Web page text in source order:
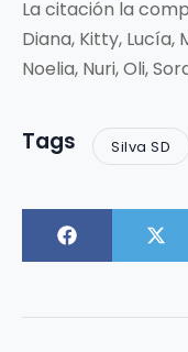
La citación la
Diana, Kitty, Lucía,
Noelia, Nuri, Oli,
Tags Silva SD